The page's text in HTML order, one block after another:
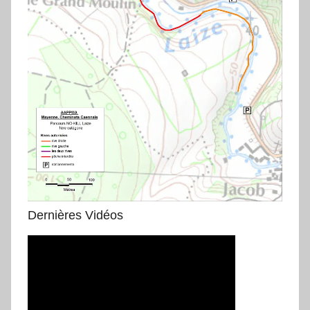
Dernières Vidéos